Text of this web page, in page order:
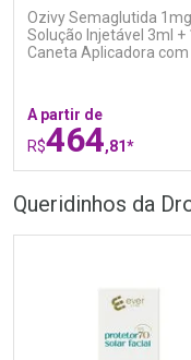
Ozivy Semaglutida 1mg
Solução Injetável 3ml +
Caneta Aplicadora com
A partir de
R$464,81*
Queridinhos da